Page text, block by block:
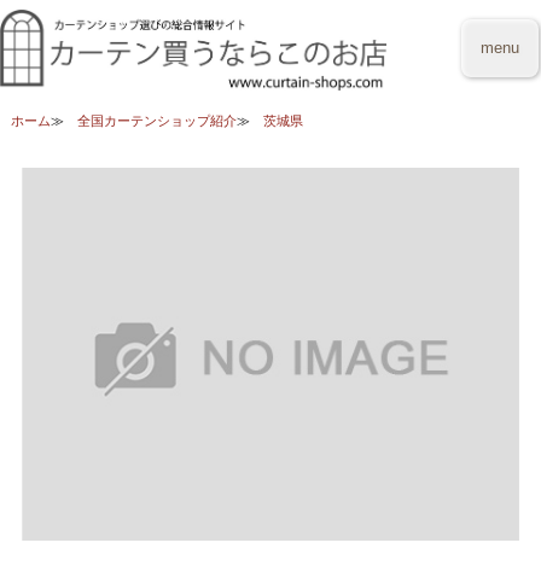
menu
ホーム 全国カーテンショップ紹介 茨城県